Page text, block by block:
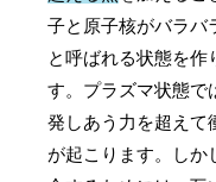
子と原子核がバラバ
と呼ばれる状態を作
す。プラズマ状態で
発しあう力を超えて
が起こります。しか